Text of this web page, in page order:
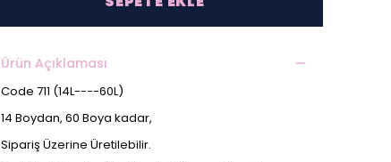
Ürün Açıklaması
Code 711 (14L----60L)
14 Boydan, 60 Boya kadar,
Sipariş Üzerine Üretilebilir.